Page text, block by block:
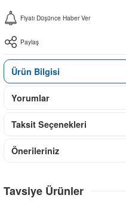
Fiyatı Düşünce Haber Ver
Paylaş
Ürün Bilgisi
Yorumlar
Taksit Seçenekleri
Önerileriniz
Tavsiye Ürünler